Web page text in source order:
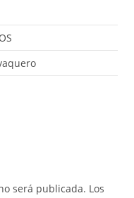
será publicada. Los